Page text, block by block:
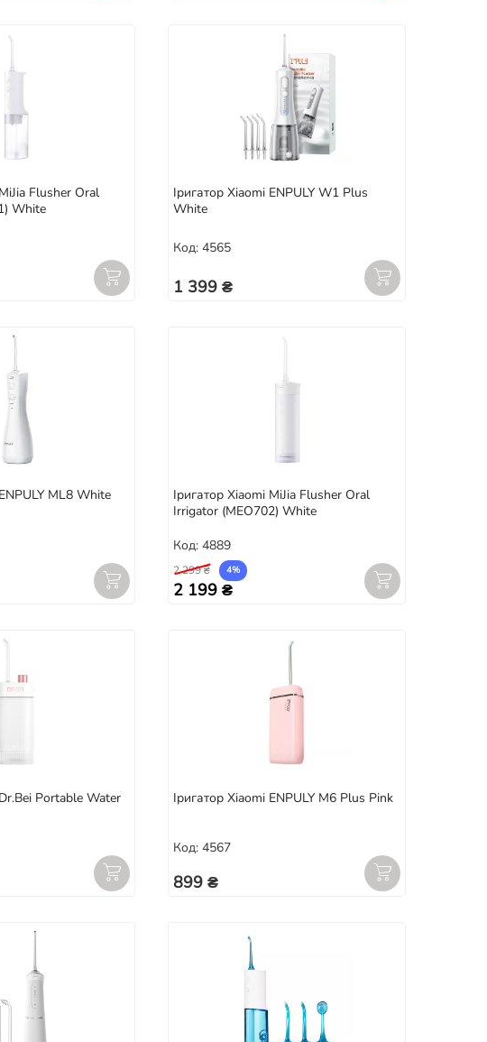
Flusher Oral
White
Іригатор Xiaomi ENPULY W1 Plus
White
Код: 4565
1 399 ₴
ML8 White
Іригатор Xiaomi MiJia Flusher Oral
Irrigator (MEO702) White
Код: 4889
2 299 ₴ 4%
2 199 ₴
Portable Water
Іригатор Xiaomi ENPULY M6 Plus Pink
Код: 4567
899 ₴